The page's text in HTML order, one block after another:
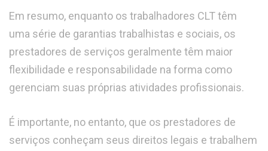
Em resumo, enquanto os trabalhadores CLT têm
uma série de garantias trabalhistas e sociais, os
prestadores de serviços geralmente têm maior
flexibilidade e responsabilidade na forma como
gerenciam suas próprias atividades profissionais.
É importante, no entanto, que os prestadores de
serviços conheçam seus direitos legais e trabalhem